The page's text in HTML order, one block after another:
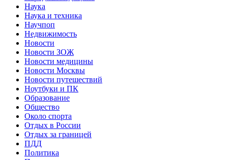
Наука
Наука и техника
Научпоп
Недвижимость
Новости
Новости ЗОЖ
Новости медицины
Новости Москвы
Новости путешествий
Ноутбуки и ПК
Образование
Общество
Около спорта
Отдых в России
Отдых за границей
ПДД
Политика